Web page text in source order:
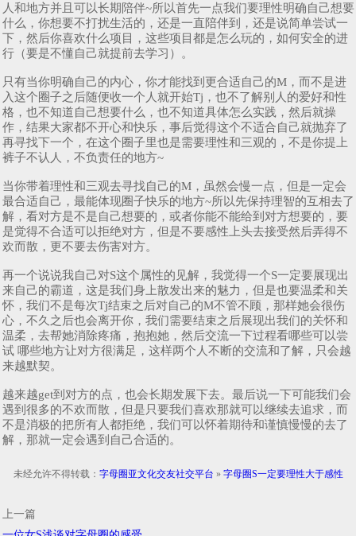
人和地方并且可以长期陪伴~所以首先一点我们要理性明确自己想要
什么，你想要不打扰生活的，还是一直陪伴到，还是说简单尝试一
下，然后你喜欢什么项目，这些项目都是怎么玩的，如何安全的进
行（要是不懂自己就提前去学习）。
只有当你明确自己的内心，你才能找到更合适自己的M，而不是进
入这个圈子之后随便收一个人就开始Tj，也不了解别人的爱好和性
格，也不知道自己想要什么，也不知道具体怎么实践，然后就操
作，结果大家都不开心和快乐，事后觉得这个不适合自己就抛弃了
再寻找下一个，在这个圈子里也是需要理性和三观的，不是你提上
裤子不认人，不负责任的地方~
当你带着理性和三观去寻找自己的M，虽然会慢一点，但是一定会
最合适自己，最能体现圈子快乐的地方~所以先保持理智的互相去了
解，看对方是不是自己想要的，或者你能不能给到对方想要的，要
是觉得不合适可以拒绝对方，但是不要感性上头去接受然后弄得不
欢而散，更不要去伤害对方。
再一个说说我自己对S这个属性的见解，我觉得一个S一定要展现出
来自己的霸道，这是我们身上散发出来的魅力，但是也要温柔和关
怀，我们不是每次Tj结束之后对自己的M不管不顾，那样她会很伤
心，不久之后也会离开你，我们需要结束之后展现出我们的关怀和
温柔，去帮她消除疼痛，抱抱她，然后交流一下过程看哪些可以尝
试 哪些地方让对方很满足，这样两个人不断的交流和了解，只会越
来越默契。
越来越get到对方的点，也会长期发展下去。最后说一下可能我们会
遇到很多的不欢而散，但是只要我们喜欢那就可以继续去追求，而
不是消极的把所有人都拒绝，我们可以怀着期待和谨慎慢慢的去了
解，那就一定会遇到自己合适的。
未经允许不得转载： 字母圈亚文化交友社交平台 » 字母圈S一定要理性大于感性
上一篇